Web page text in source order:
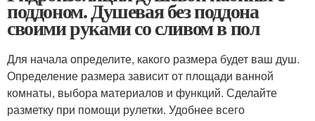
поддоном. Душевая без поддона
своими руками со сливом в пол
Для начала определите, какого размера будет ваш душ.
Определение размера зависит от площади ванной
комнаты, выбора материалов и функций. Сделайте
разметку при помощи рулетки. Удобнее всего